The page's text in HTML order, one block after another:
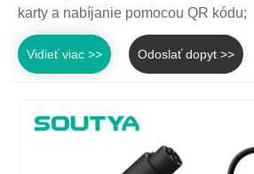
karty a nabíjanie pomocou QR kódu;
Vidieť viac >> Odoslať dopyt >>